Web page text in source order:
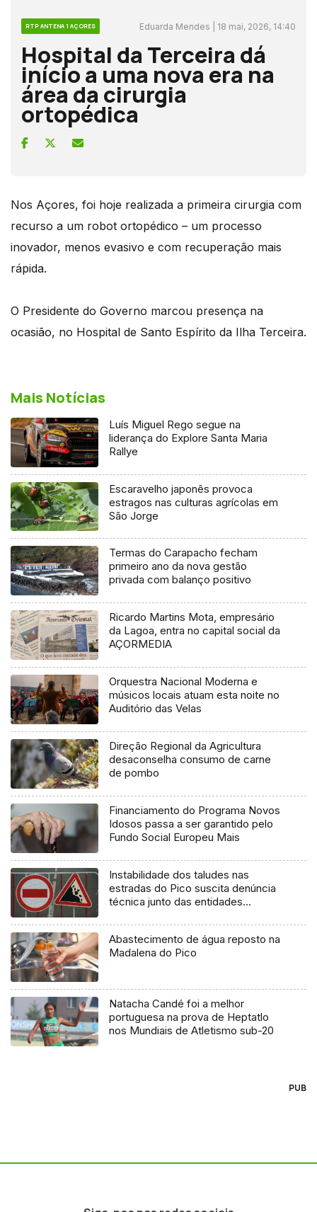
RTP ANTENA 1 AÇORES Eduarda Mendes | 18 mai, 2026, 14:40
Hospital da Terceira dá
início a uma nova era na
área da cirurgia
ortopédica
Nos Açores, foi hoje realizada a primeira cirurgia com
recurso a um robot ortopédico – um processo
inovador, menos evasivo e com recuperação mais
rápida.
O Presidente do Governo marcou presença na
ocasião, no Hospital de Santo Espírito da Ilha Terceira.
Mais Notícias
Luís Miguel Rego segue na
liderança do Explore Santa Maria
Rallye
Escaravelho japonês provoca
estragos nas culturas agrícolas em
São Jorge
Termas do Carapacho fecham
primeiro ano da nova gestão
privada com balanço positivo
Ricardo Martins Mota, empresário
da Lagoa, entra no capital social da
AÇORMEDIA
Orquestra Nacional Moderna e
músicos locais atuam esta noite no
Auditório das Velas
Direção Regional da Agricultura
desaconselha consumo de carne
de pombo
Financiamento do Programa Novos
Idosos passa a ser garantido pelo
Fundo Social Europeu Mais
Instabilidade dos taludes nas
estradas do Pico suscita denúncia
técnica junto das entidades
Abastecimento de água reposto na
Madalena do Pico
Natacha Candé foi a melhor
portuguesa na prova de Heptatlo
nos Mundiais de Atletismo sub-20
PUB